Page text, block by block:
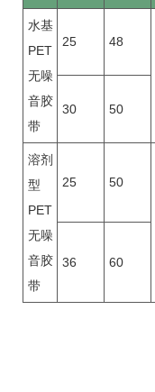
水基
PET
无噪
音胶
带
25 48
30 50
溶剂
型
PET
无噪
音胶
带
25 50
36 60